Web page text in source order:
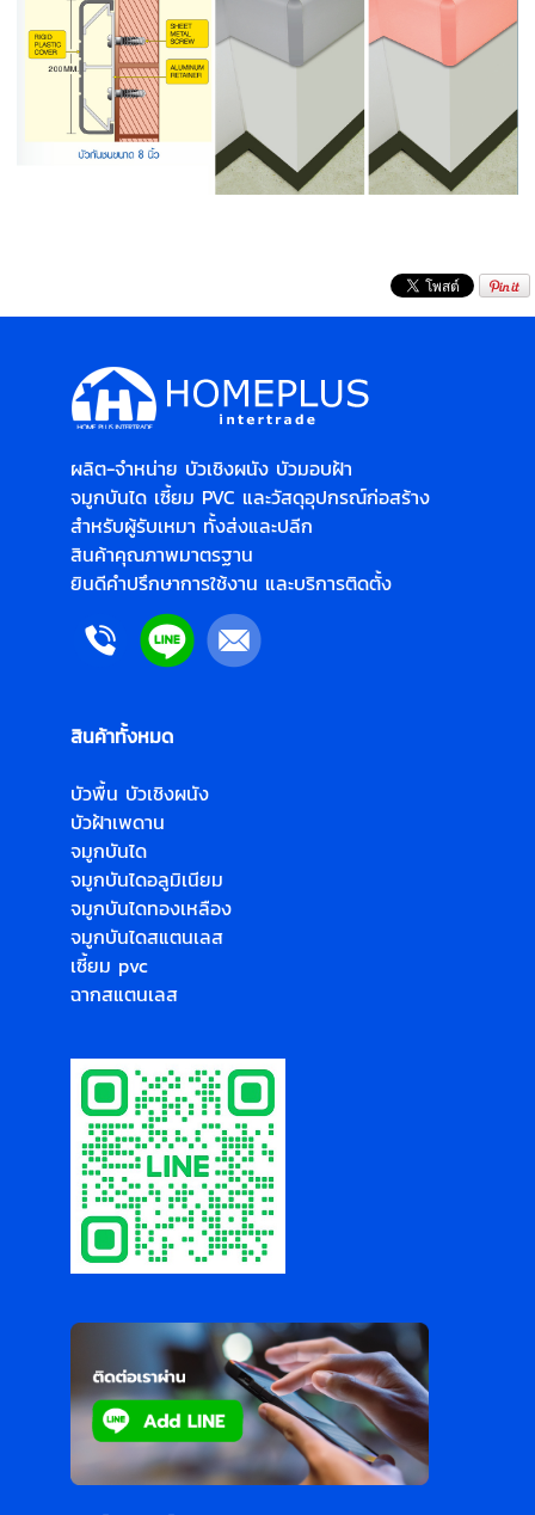
ผลิต-จำหน่าย บัวเชิงผนัง บัวมอบฝ้า
จมูกบันได เซี้ยม PVC และวัสดุอุปกรณ์ก่อสร้าง
สำหรับผู้รับเหมา ทั้งส่งและปลีก
สินค้าคุณภาพมาตรฐาน
ยินดีคำปรึกษาการใช้งาน และบริการติดตั้ง
สินค้าทั้งหมด
บัวพื้น บัวเชิงผนัง
บัวฝ้าเพดาน
จมูกบันได
จมูกบันไดอลูมิเนียม
จมูกบันไดทองเหลือง
จมูกบันไดสแตนเลส
เซี้ยม pvc
ฉากสแตนเลส